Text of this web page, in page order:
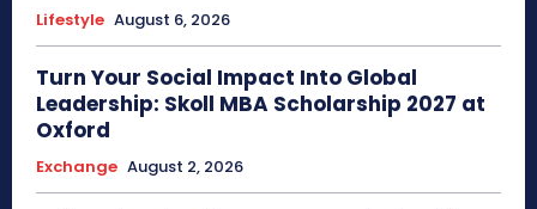
Lifestyle August 6, 2026
Turn Your Social Impact Into Global
Leadership: Skoll MBA Scholarship 2027 at
Oxford
Exchange August 2, 2026